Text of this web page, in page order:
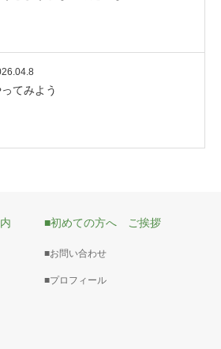
てみよう
■初めての方へ ご挨拶
■お問い合わせ
■プロフィール